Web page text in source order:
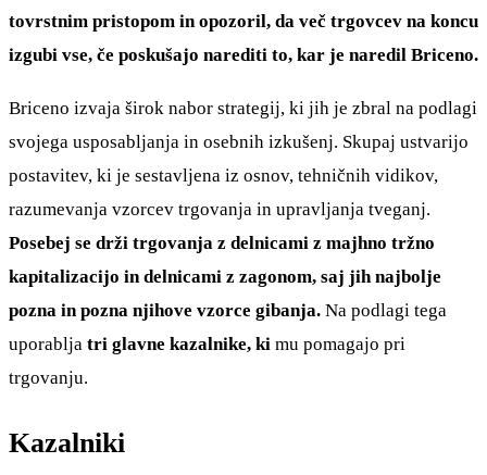
tovrstnim pristopom in opozoril, da več trgovcev na koncu
izgubi vse, če poskušajo narediti to, kar je naredil Briceno.
Briceno izvaja širok nabor strategij, ki jih je zbral na podlagi
svojega usposabljanja in osebnih izkušenj. Skupaj ustvarijo
postavitev, ki je sestavljena iz osnov, tehničnih vidikov,
razumevanja vzorcev trgovanja in upravljanja tveganj.
Posebej se drži trgovanja z delnicami z majhno tržno
kapitalizacijo in delnicami z zagonom, saj jih najbolje
pozna in pozna njihove vzorce gibanja. Na podlagi tega
uporablja tri glavne kazalnike, ki mu pomagajo pri
trgovanju.
Kazalniki